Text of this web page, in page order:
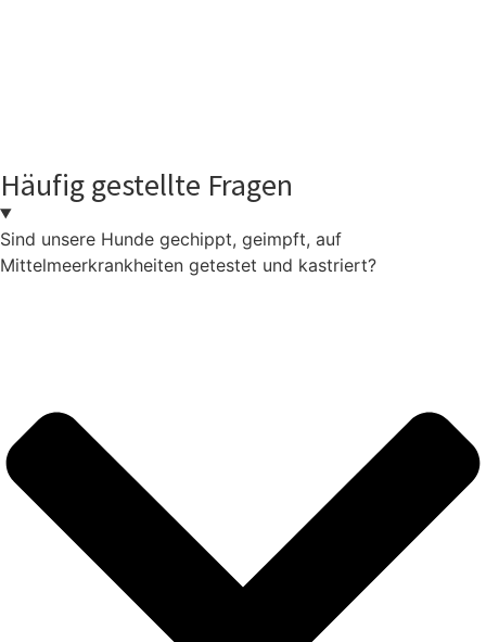
Häufig gestellte Fragen
Sind unsere Hunde gechippt, geimpft, auf
Mittelmeerkrankheiten getestet und kastriert?